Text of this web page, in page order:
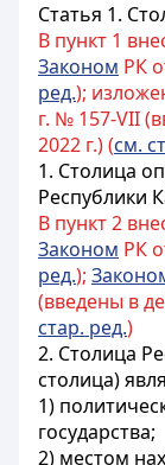
Статья 1.
В пункт 1
Законом РК
ред.);
г. № 157-VII
2022 г.) (см.
1. Столица
Республики
В пункт 2
Законом РК
ред.);
(введены в
стар. ред.)
2. Столица
столица)
1)
государства;
2) местом